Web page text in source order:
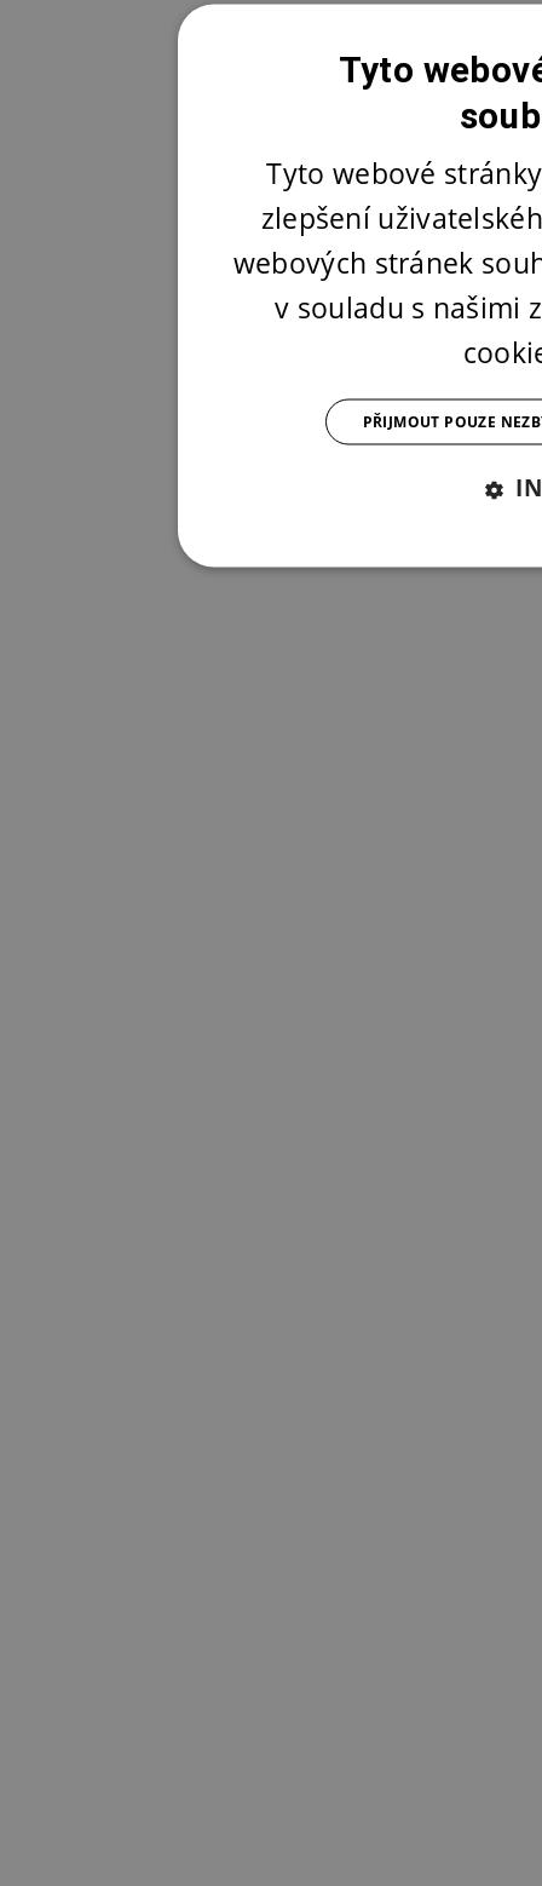
Tyto
Tyto webové
zlepšení
webových stránek
v souladu s našimi
PŘIJMOUT POUZE